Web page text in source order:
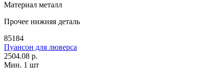
Материал металл
Прочее нижняя деталь
85184
Пуансон для люверса
2504.08 р.
Мин. 1 шт